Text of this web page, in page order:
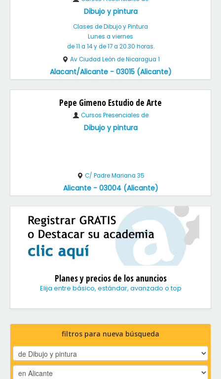
Dibujo y pintura
Clases de Dibujo y Pintura
Lunes a viernes
de 11 a 14 y de 17 a 20.30 horas.
Av Ciudad León de Nicaragua 1
Alacant/Alicante - 03015 (Alicante)
Pepe Gimeno Estudio de Arte
Cursos Presenciales de
Dibujo y pintura
C/ Padre Mariana 35
Alicante - 03004 (Alicante)
Planes y precios de los anuncios
Elija entre básico, estándar, avanzado o top
filtros para nueva búsqueda